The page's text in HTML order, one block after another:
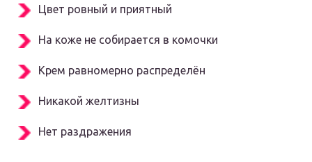
Цвет ровный и приятный
На коже не собирается в комочки
Крем равномерно распределён
Никакой желтизны
Нет раздражения